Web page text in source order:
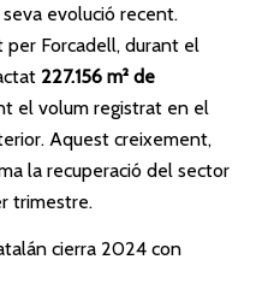
evolució recent.
Forcadell, durant el
227.156 m² de
el volum registrat en el
Aquest creixement,
la recuperació del sector
trimestre.